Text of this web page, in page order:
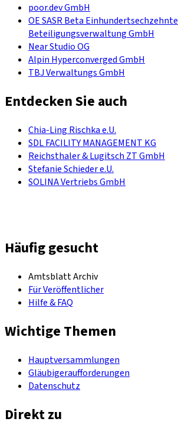
poor.dev GmbH
OE SASR Beta Einhundertsechzehnte
Beteiligungsverwaltung GmbH
Near Studio OG
Alpin Hyperconverged GmbH
TBJ Verwaltungs GmbH
Entdecken Sie auch
Chia-Ling Rischka e.U.
SDL FACILITY MANAGEMENT KG
Reichsthaler & Lugitsch ZT GmbH
Stefanie Schieder e.U.
SOLINA Vertriebs GmbH
Häufig gesucht
Amtsblatt Archiv
Für Veröffentlicher
Hilfe & FAQ
Wichtige Themen
Hauptversammlungen
Gläubigeraufforderungen
Datenschutz
Direkt zu